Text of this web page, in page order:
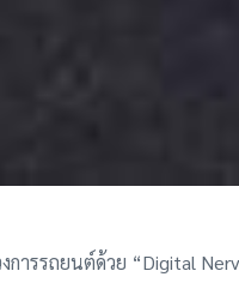
การรถยนต์ด้วย “Digital